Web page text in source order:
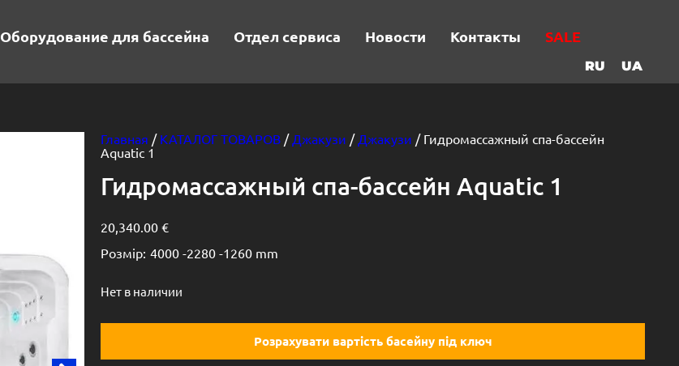
Оборудование для бассейна Отдел сервиса Новости Контакты SALE
RU UA
Главная / КАТАЛОГ ТОВАРОВ / Джакузи / Джакузи / Гидромассажный спа-бассейн
Aquatic 1
Гидромассажный спа-бассейн Aquatic 1
20,340.00€
Розмір: 4000 -2280 -1260 mm
Нет в наличии
Розрахувати вартість басейну під ключ